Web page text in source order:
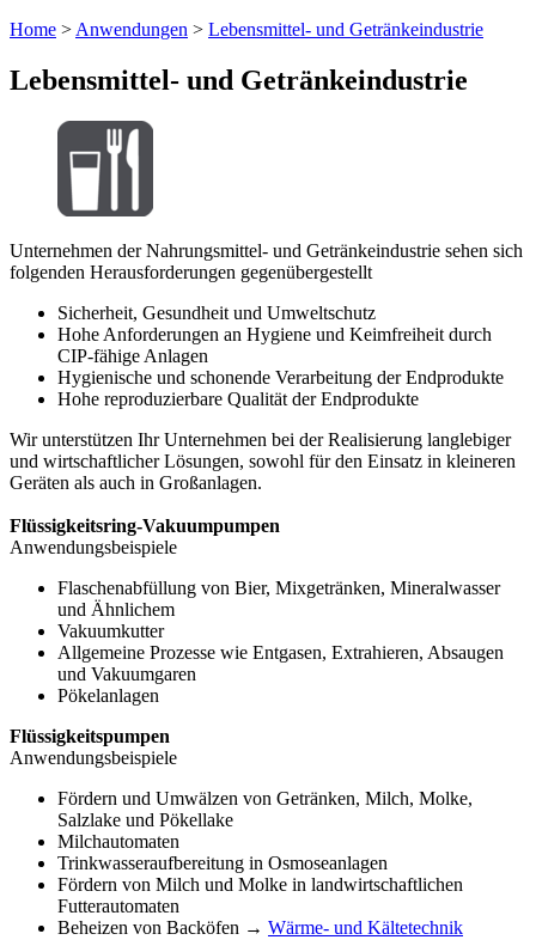
Home > Anwendungen > Lebensmittel- und Getränkeindustrie
Lebensmittel- und Getränkeindustrie
Unternehmen der Nahrungsmittel- und Getränkeindustrie sehen sich
folgenden Herausforderungen gegenübergestellt
Sicherheit, Gesundheit und Umweltschutz
Hohe Anforderungen an Hygiene und Keimfreiheit durch
CIP-fähige Anlagen
Hygienische und schonende Verarbeitung der Endprodukte
Hohe reproduzierbare Qualität der Endprodukte
Wir unterstützen Ihr Unternehmen bei der Realisierung langlebiger
und wirtschaftlicher Lösungen, sowohl für den Einsatz in kleineren
Geräten als auch in Großanlagen.
Flüssigkeitsring-Vakuumpumpen
Anwendungsbeispiele
Flaschenabfüllung von Bier, Mixgetränken, Mineralwasser
und Ähnlichem
Vakuumkutter
Allgemeine Prozesse wie Entgasen, Extrahieren, Absaugen
und Vakuumgaren
Pökelanlagen
Flüssigkeitspumpen
Anwendungsbeispiele
Fördern und Umwälzen von Getränken, Milch, Molke,
Salzlake und Pökellake
Milchautomaten
Trinkwasseraufbereitung in Osmoseanlagen
Fördern von Milch und Molke in landwirtschaftlichen
Futterautomaten
Beheizen von Backöfen → Wärme- und Kältetechnik